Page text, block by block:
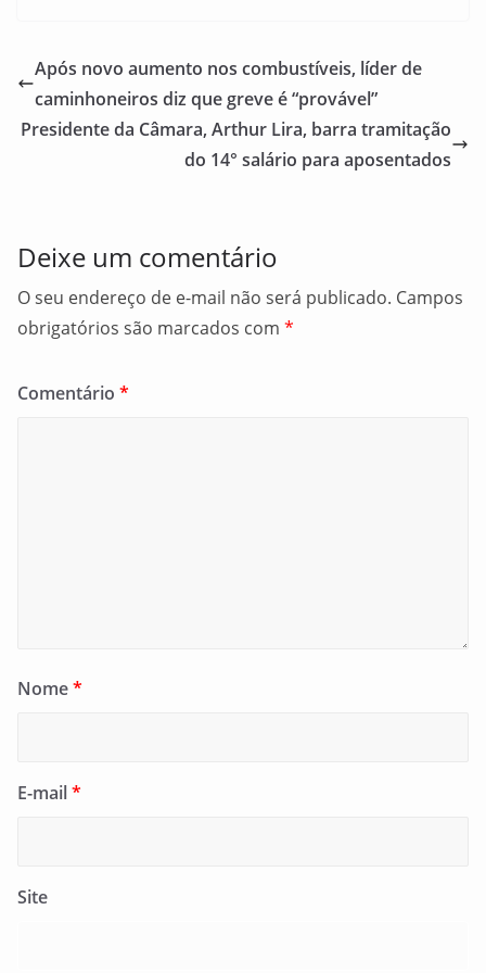
e
b
o
l e
Após novo aumento nos combustíveis, líder de
caminhoneiros diz que greve é “provável”
Presidente da Câmara, Arthur Lira, barra tramitação
do 14° salário para aposentados
Deixe um comentário
O seu endereço de e-mail não será publicado. Campos
obrigatórios são marcados com *
Comentário *
Nome*
E-mail*
Site